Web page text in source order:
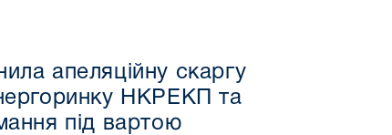
апеляційну скаргу
НКРЕКП та
під вартою